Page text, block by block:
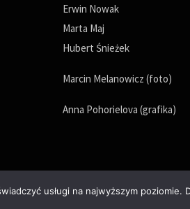
Erwin Nowak
Marta Maj
Hubert Śnieżek
Marcin Melanowicz (foto)
Anna Pohorielova (grafika)
usługi na najwyższym